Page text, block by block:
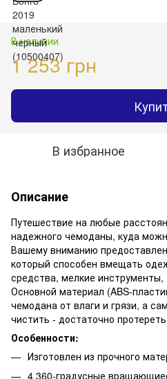
В наличии
1 253 грн
В избранное
Описание
Путешествие на любые
надежного чемоданы, куда
Вашему вниманию предоставлен
который способен вмещать
средства, мелкие инструменты,
Основной материал (ABS-
чемодана от влаги и грязи, а
чистить - достаточно
Особенности:
Изготовлен ​​из прочного
4 360-градусные